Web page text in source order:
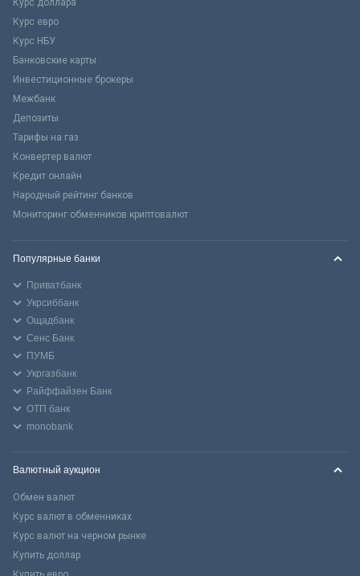
Курс евро
Курс НБУ
Банковские карты
Инвестиционные брокеры
Межбанк
Депозиты
Тарифы на газ
Конвертер валют
Кредит онлайн
Народный рейтинг банков
Мониторинг обменников криптовалют
Популярные банки
Приватбанк
Укрсиббанк
Ощадбанк
Сенс Банк
ПУМБ
Укргазбанк
Райффайзен Банк
ОТП банк
monobank
Валютный аукцион
Обмен валют
Курс валют в обменниках
Курс валют на черном рынке
Купить доллар